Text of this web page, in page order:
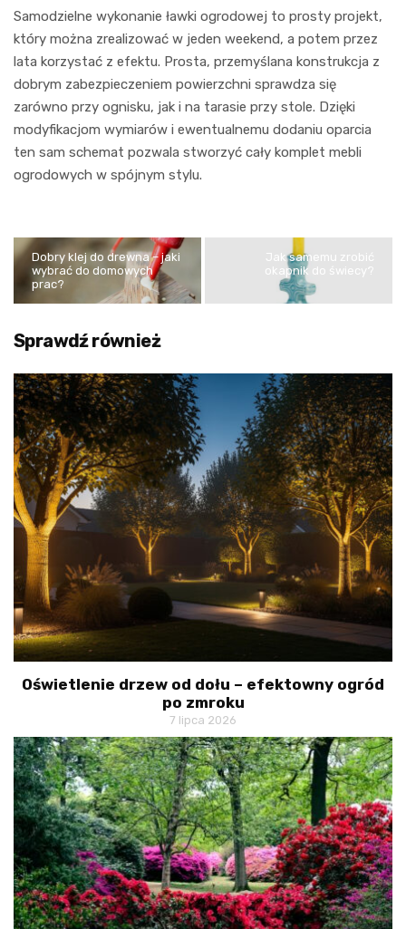
Samodzielne wykonanie ławki ogrodowej to prosty projekt,
który można zrealizować w jeden weekend, a potem przez
lata korzystać z efektu. Prosta, przemyślana konstrukcja z
dobrym zabezpieczeniem powierzchni sprawdza się
zarówno przy ognisku, jak i na tarasie przy stole. Dzięki
modyfikacjom wymiarów i ewentualnemu dodaniu oparcia
ten sam schemat pozwala stworzyć cały komplet mebli
ogrodowych w spójnym stylu.
Dobry klej do drewna – jaki
wybrać do domowych
prac?
Jak samemu zrobić
okapnik do świecy?
Sprawdź również
Oświetlenie drzew od dołu – efektowny ogród
po zmroku
7 lipca 2026